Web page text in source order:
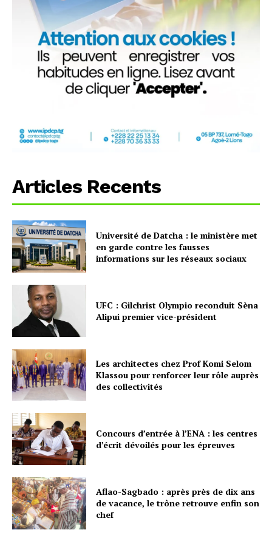
Articles Recents
Université de Datcha : le ministère met
en garde contre les fausses
informations sur les réseaux sociaux
UFC : Gilchrist Olympio reconduit Sèna
Alipui premier vice-président
Les architectes chez Prof Komi Selom
Klassou pour renforcer leur rôle auprès
des collectivités
Concours d’entrée à l’ENA : les centres
d’écrit dévoilés pour les épreuves
Aflao-Sagbado : après près de dix ans
de vacance, le trône retrouve enfin son
chef